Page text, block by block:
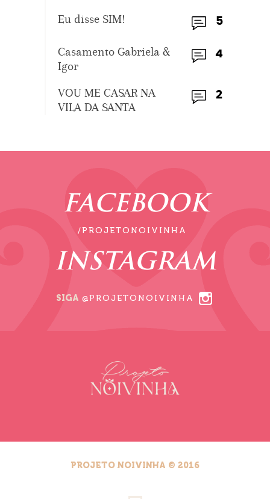
5
Eu disse SIM!
4
Casamento Gabriela &
Igor
2
VOU ME CASAR NA
VILA DA SANTA
FACEBOOK
/PROJETONOIVINHA
INSTAGRAM
SIGA @PROJETONOIVINHA
PROJETO NOIVINHA © 2016